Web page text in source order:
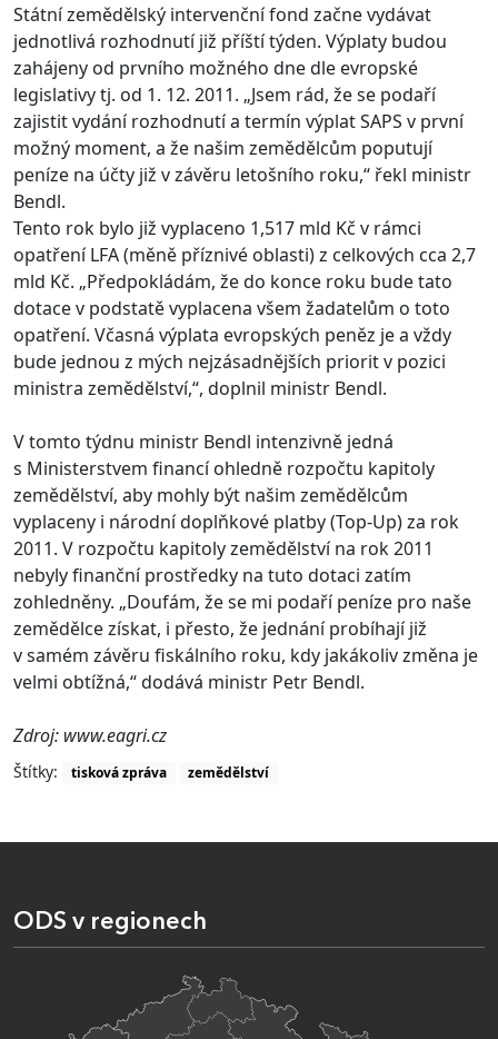
Státní zemědělský intervenční fond začne vydávat
jednotlivá rozhodnutí již příští týden. Výplaty budou
zahájeny od prvního možného dne dle evropské
legislativy tj. od 1. 12. 2011. „Jsem rád, že se podaří
zajistit vydání rozhodnutí a termín výplat SAPS v první
možný moment, a že našim zemědělcům poputují
peníze na účty již v závěru letošního roku,“ řekl ministr
Bendl.
Tento rok bylo již vyplaceno 1,517 mld Kč v rámci
opatření LFA (měně příznivé oblasti) z celkových cca 2,7
mld Kč. „Předpokládám, že do konce roku bude tato
dotace v podstatě vyplacena všem žadatelům o toto
opatření. Včasná výplata evropských peněz je a vždy
bude jednou z mých nejzásadnějších priorit v pozici
ministra zemědělství,“, doplnil ministr Bendl.
V tomto týdnu ministr Bendl intenzivně jedná
s Ministerstvem financí ohledně rozpočtu kapitoly
zemědělství, aby mohly být našim zemědělcům
vyplaceny i národní doplňkové platby (Top-Up) za rok
2011. V rozpočtu kapitoly zemědělství na rok 2011
nebyly finanční prostředky na tuto dotaci zatím
zohledněny. „Doufám, že se mi podaří peníze pro naše
zemědělce získat, i přesto, že jednání probíhají již
v samém závěru fiskálního roku, kdy jakákoliv změna je
velmi obtížná,“ dodává ministr Petr Bendl.
Zdroj: www.eagri.cz
Štítky: tisková zpráva zemědělství
ODS v regionech